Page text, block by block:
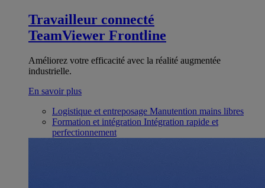
Travailleur connecté
TeamViewer Frontline
Améliorez votre efficacité avec la réalité augmentée
industrielle.
En savoir plus
Logistique et entreposage Manutention mains libres
Formation et intégration Intégration rapide et
perfectionnement